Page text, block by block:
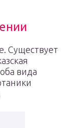
Существует
вида